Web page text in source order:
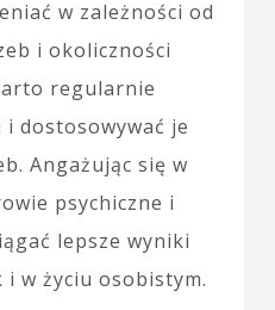
w zależności od
i okoliczności
regularnie
dostosowywać je
Angażując się w
psychiczne i
lepsze wyniki
w życiu osobistym.